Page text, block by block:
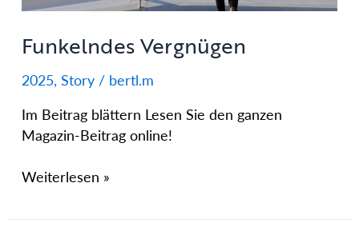
Funkelndes Vergnügen
2025, Story/ bertl.m
Im Beitrag blättern Lesen Sie den ganzen
Magazin-Beitrag online!
Weiterlesen »